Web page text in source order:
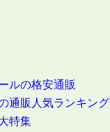
ルの格安通販
通販人気ランキング
特集